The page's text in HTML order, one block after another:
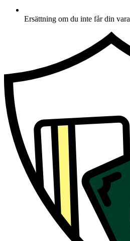
Ersättning om du inte får din vara